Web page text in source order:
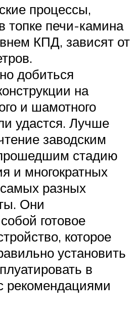
процессы,
топке печи-камина
КПД, зависят от
добиться
на
и шамотного
удастся. Лучше
заводским
стадию
и многократных
разных
Они
готовое
которое
установить
в
рекомендациями